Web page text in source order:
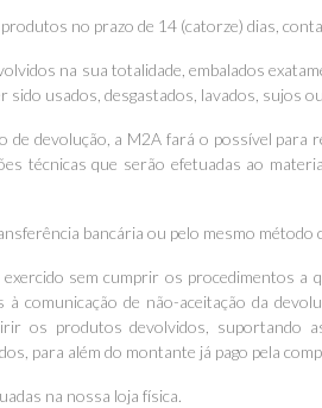
no prazo de 14 (catorze) dias,
na sua totalidade, embalados
usados, desgastados, lavados, sujos
de devolução, a M2A fará o possível
técnicas que serão efetuadas ao
bancária ou pelo mesmo método
sem cumprir os procedimentos
comunicação de não-aceitação da
os produtos devolvidos, suportando
para além do montante já pago pela
na nossa loja física.